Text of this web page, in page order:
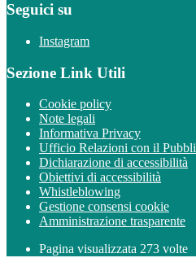
Seguici su
Instagram
Sezione Link Utili
Cookie policy
Note legali
Informativa Privacy
Ufficio Relazioni con il
Dichiarazione di accessibilità
Obiettivi di accessibilità
Whistleblowing
Gestione consensi cookie
Amministrazione trasparente
Pagina visualizzata 273 volte